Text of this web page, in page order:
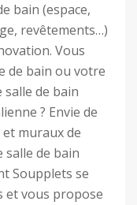
bain (espace,
revêtements…)
Vous
de bain ou votre
salle de bain
? Envie de
muraux de
salle de bain
Soupplets se
et vous propose